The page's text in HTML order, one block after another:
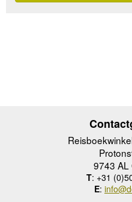
9743 AL
T: +31
E: